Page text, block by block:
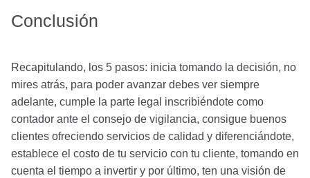
Conclusión
Recapitulando, los 5 pasos: inicia tomando la decisión, no
mires atrás, para poder avanzar debes ver siempre
adelante, cumple la parte legal inscribiéndote como
contador ante el consejo de vigilancia, consigue buenos
clientes ofreciendo servicios de calidad y diferenciándote,
establece el costo de tu servicio con tu cliente, tomando en
cuenta el tiempo a invertir y por último, ten una visión de